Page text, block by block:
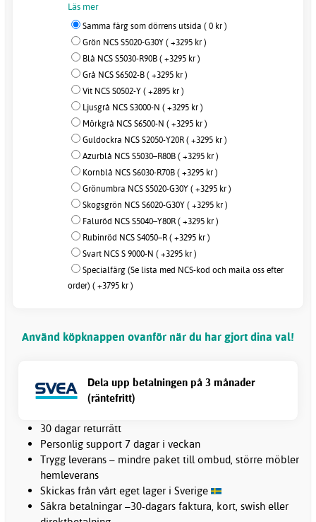
Läs mer
Samma färg som dörrens utsida ( 0 kr )
Grön NCS S5020-G30Y ( +3295 kr )
Blå NCS S5030-R90B ( +3295 kr )
Grå NCS S6502-B ( +3295 kr )
Vit NCS S0502-Y ( +2895 kr )
Ljusgrå NCS S3000-N ( +3295 kr )
Mörkgrå NCS S6500-N ( +3295 kr )
Guldockra NCS S2050-Y20R ( +3295 kr )
Azurblå NCS S5030–R80B ( +3295 kr )
Kornblå NCS S6030-R70B ( +3295 kr )
Grönumbra NCS S5020-G30Y ( +3295 kr )
Skogsgrön NCS S6020-G30Y ( +3295 kr )
Faluröd NCS S5040–Y80R ( +3295 kr )
Rubinröd NCS S4050–R ( +3295 kr )
Svart NCS S 9000-N ( +3295 kr )
Specialfärg (Se lista med NCS-kod och maila oss efter
order) ( +3795 kr )
Använd köpknappen ovanför när du har gjort dina val!
Dela upp betalningen på 3 månader
(räntefritt)
30 dagar returrätt
Personlig support 7 dagar i veckan
Trygg leverans – mindre paket till ombud, större möbler
hemleverans
Skickas från vårt eget lager i Sverige
Säkra betalningar –30-dagars faktura, kort, swish eller